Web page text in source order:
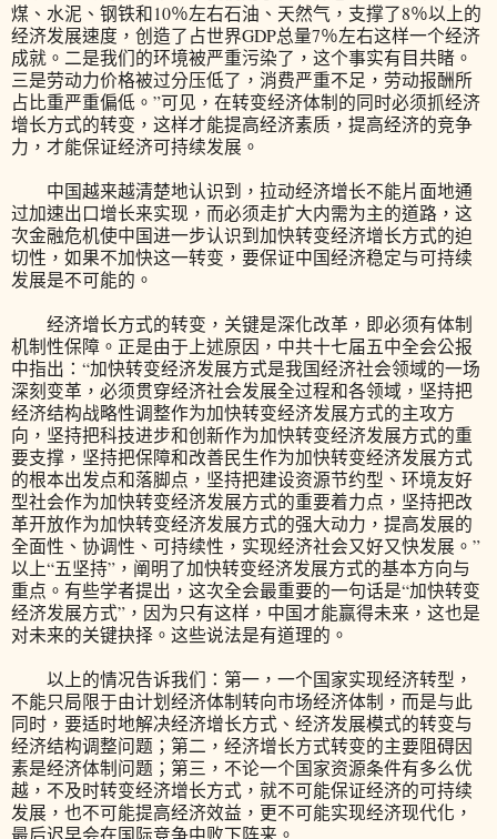
煤、水泥、钢铁和10％左右石油、天然气，支撑了8％以上的
经济发展速度，创造了占世界GDP总量7％左右这样一个经济
成就。二是我们的环境被严重污染了，这个事实有目共睹。
三是劳动力价格被过分压低了，消费严重不足，劳动报酬所
占比重严重偏低。”可见，在转变经济体制的同时必须抓经济
增长方式的转变，这样才能提高经济素质，提高经济的竞争
力，才能保证经济可持续发展。
中国越来越清楚地认识到，拉动经济增长不能片面地通
过加速出口增长来实现，而必须走扩大内需为主的道路，这
次金融危机使中国进一步认识到加快转变经济增长方式的迫
切性，如果不加快这一转变，要保证中国经济稳定与可持续
发展是不可能的。
经济增长方式的转变，关键是深化改革，即必须有体制
机制性保障。正是由于上述原因，中共十七届五中全会公报
中指出：“加快转变经济发展方式是我国经济社会领域的一场
深刻变革，必须贯穿经济社会发展全过程和各领域，坚持把
经济结构战略性调整作为加快转变经济发展方式的主攻方
向，坚持把科技进步和创新作为加快转变经济发展方式的重
要支撑，坚持把保障和改善民生作为加快转变经济发展方式
的根本出发点和落脚点，坚持把建设资源节约型、环境友好
型社会作为加快转变经济发展方式的重要着力点，坚持把改
革开放作为加快转变经济发展方式的强大动力，提高发展的
全面性、协调性、可持续性，实现经济社会又好又快发展。”
以上“五坚持”，阐明了加快转变经济发展方式的基本方向与
重点。有些学者提出，这次全会最重要的一句话是“加快转变
经济发展方式”，因为只有这样，中国才能赢得未来，这也是
对未来的关键抉择。这些说法是有道理的。
以上的情况告诉我们：第一，一个国家实现经济转型，
不能只局限于由计划经济体制转向市场经济体制，而是与此
同时，要适时地解决经济增长方式、经济发展模式的转变与
经济结构调整问题；第二，经济增长方式转变的主要阻碍因
素是经济体制问题；第三，不论一个国家资源条件有多么优
越，不及时转变经济增长方式，就不可能保证经济的可持续
发展，也不可能提高经济效益，更不可能实现经济现代化，
最后迟早会在国际竞争中败下阵来。